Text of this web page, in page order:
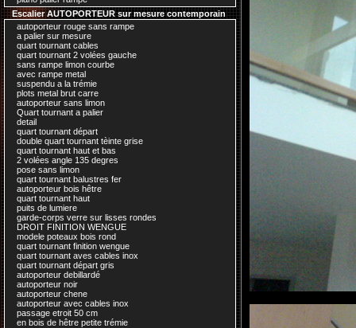
Escalier AUTOPORTEUR sur mesure contemporain
autoporteur rouge sans rampe
a palier sur mesure
quart tournant cables
quart tournant 2 volées gauche
sans rampe limon courbe
avec rampe metal
suspendu a la trémie
plots metal brut carre
autoporteur sans limon
Quart tournant a palier
detail
quart tournant départ
double quart tournant tèinte grise
quart tournant haut et bas
2 volées angle 135 degres
pose sans limon
quart tournant balustres fer
autoporteur bois hêtre
quart tournant haut
puits de lumiere
garde-corps verre sur lisses rondes
DROIT FINITION WENGUE
modele poteaux bois rond
quart tournant finition wengue
quart tournant aves cables inox
quart tournant départ gris
autoporteur debillardé
autoporteur noir
autoporteur chene
autoporteur avec cables inox
passage etroit 50 cm
en bois de hêtre petite trémie